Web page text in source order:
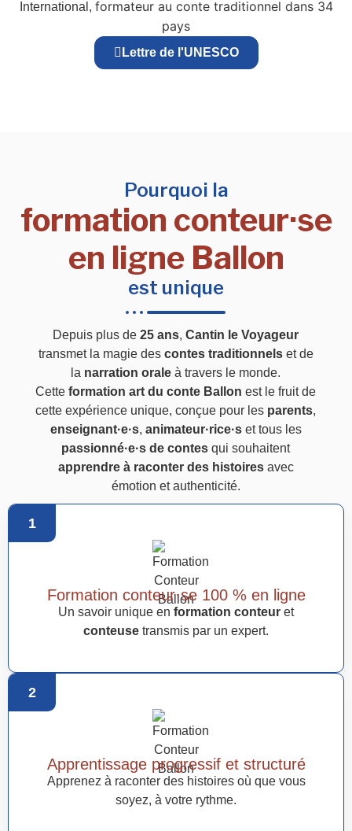
International, formateur au conte traditionnel dans 34
pays
Lettre de l'UNESCO
Pourquoi la
formation conteur·se
en ligne Ballon
est unique
Depuis plus de25 ans,Cantin le Voyageur
transmet la magie des contes traditionnelset de
la narration orale à travers le monde.
Cetteformation art du conte Ballon est le fruit de
cette expérience unique, conçue pour les parents,
enseignant·e·s, animateur·rice·set tous les
passionné·e·s de contes qui souhaitent
apprendre à raconter des histoiresavec
émotion et authenticité.
1
Formation conteur·se 100 % en ligne
Un savoir unique en formation conteur et
conteuse transmis par un expert.
2
Apprentissage progressif et structuré
Apprenez à raconter des histoires où que vous
soyez, à votre rythme.